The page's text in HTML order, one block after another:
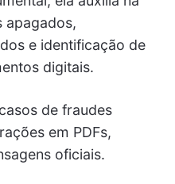
apagados,
e identificação de
digitais.
de fraudes
em PDFs,
oficiais.